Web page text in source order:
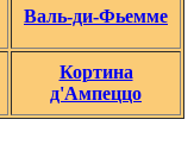
Валь-ди-Фьемме
Кортина
д'Ампеццо